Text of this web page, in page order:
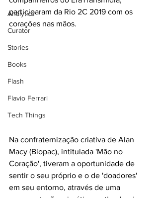
Analytics
Curator
Stories
Books
Flash
Flavio Ferrari
Tech Things
participaram da Rio 2C 2019 com os
corações nas mãos.
Na confraternização criativa de Alan
Macy (Biopac), intitulada 'Mão no
Coração', tiveram a oportunidade de
sentir o seu próprio e o de 'doadores'
em seu entorno, através de uma